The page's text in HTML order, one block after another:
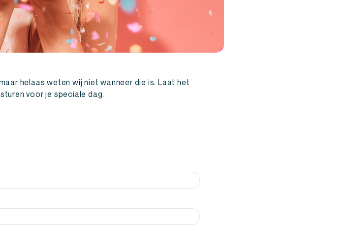
helaas weten wij niet wanneer die is. Laat het
voor je speciale dag.